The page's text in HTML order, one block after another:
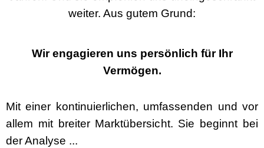
weiter. Aus gutem Grund:
Wir engagieren uns persönlich für Ihr
Vermögen.
Mit einer kontinuierlichen, umfassenden und vor
allem mit breiter Marktübersicht. Sie beginnt bei
der Analyse ...